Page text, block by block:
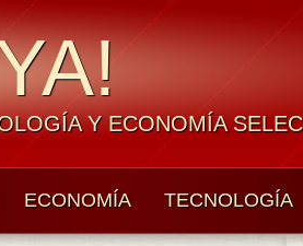
Y ECONOMÍA
ECONOMÍA TECNOLOGÍA